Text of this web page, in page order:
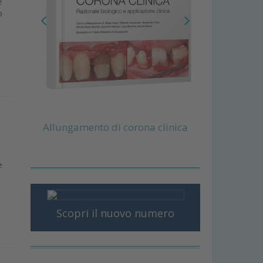
Allungamento di corona clinica
Scopri il nuovo numero